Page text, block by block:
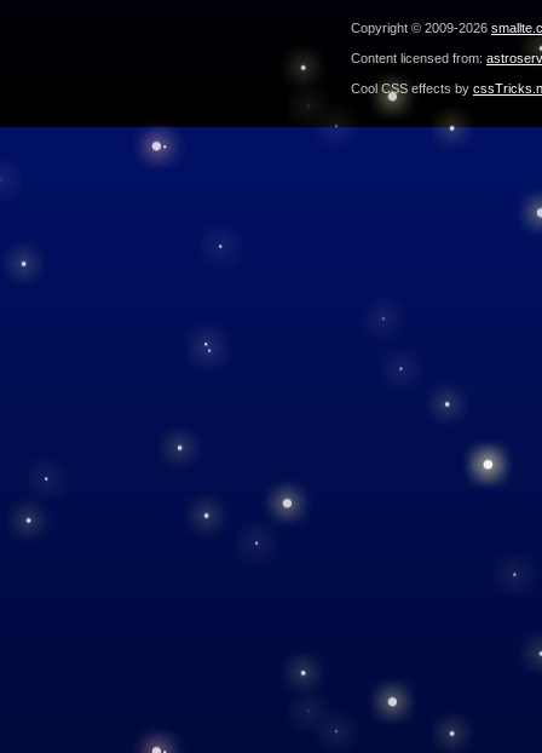
Copyright © 2009-2026
Content licensed from:
Cool CSS effects by